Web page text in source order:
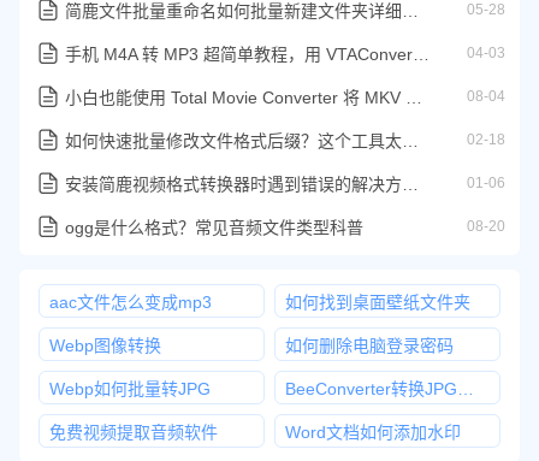
05-28
04-03
08-04
02-18
01-06
ogg是什么格式？常见音频文件类型科普 08-20
aac文件怎么变成mp3 如何找到桌面壁纸文件夹
Webp图像转换 如何删除电脑登录密码
Webp如何批量转JPG
免费视频提取音频软件 Word文档如何添加水印